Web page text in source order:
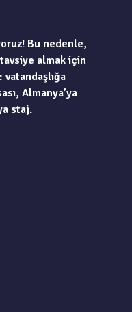
Bu nedenle,
almak için
Almanya’ya
staj.